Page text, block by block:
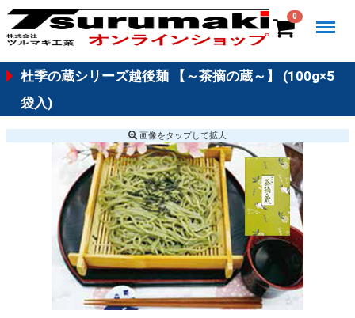
0
杜季の蔵シリーズ越後麺 【～茶摘の蔵～】 (100g×5
袋入)
画像をタップして拡大